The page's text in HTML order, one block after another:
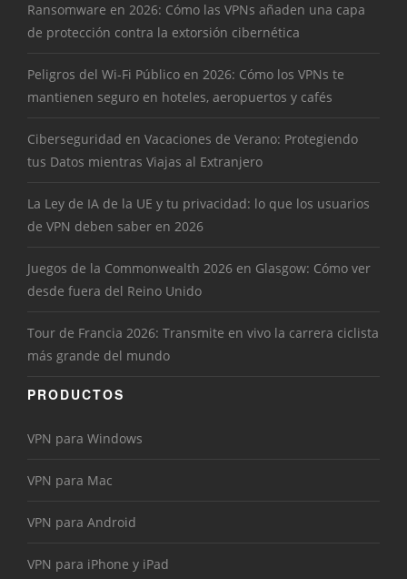
Ransomware en 2026: Cómo las VPNs añaden una capa
de protección contra la extorsión cibernética
Peligros del Wi-Fi Público en 2026: Cómo los VPNs te
mantienen seguro en hoteles, aeropuertos y cafés
Ciberseguridad en Vacaciones de Verano: Protegiendo
tus Datos mientras Viajas al Extranjero
La Ley de IA de la UE y tu privacidad: lo que los usuarios
de VPN deben saber en 2026
Juegos de la Commonwealth 2026 en Glasgow: Cómo ver
desde fuera del Reino Unido
Tour de Francia 2026: Transmite en vivo la carrera ciclista
más grande del mundo
PRODUCTOS
VPN para Windows
VPN para Mac
VPN para Android
VPN para iPhone y iPad